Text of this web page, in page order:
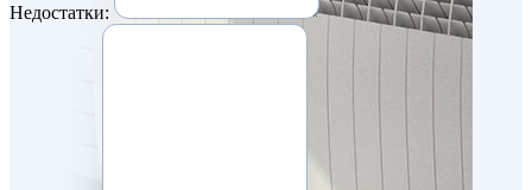
Недостатки: